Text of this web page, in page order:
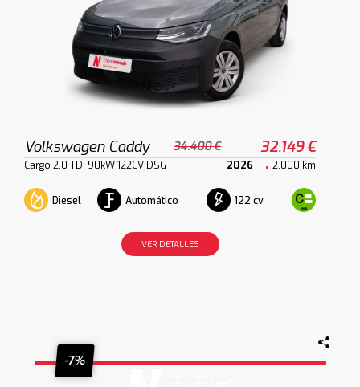
Volkswagen Caddy 34.400 € 32.149 €
Cargo 2.0 TDI 90kW 122CV DSG 2026 2.000 km
Diesel Automático 122 cv
VER DETALLES
-7%